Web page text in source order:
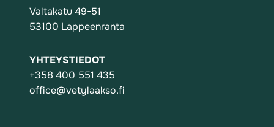
Valtakatu 49-51
53100 Lappeenranta
YHTEYSTIEDOT
+358 400 551 435
office@vetylaakso.fi